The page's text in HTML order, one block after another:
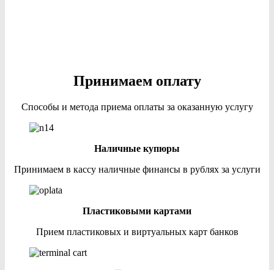
Принимаем оплату
Способы и метода приема оплаты за оказанную услугу
Наличные купюры
Принимаем в кассу наличные финансы в рублях за услуги
Пластиковыми картами
Прием пластиковых и виртуальных карт банков